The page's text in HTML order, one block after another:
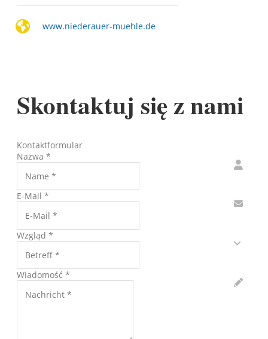
www.niederauer-muehle.de
Skontaktuj się z nami
Kontaktformular
Nazwa *
E-Mail *
Wzgląd *
Wiadomość *